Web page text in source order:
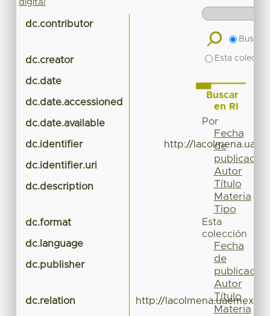
digital
dc.contributor
dc.creator
dc.date
dc.date.accessioned
dc.date.available
dc.identifier http://
dc.identifier.uri
dc.description
dc.format
dc.language
dc.publisher
dc.relation http://
Buscar
Esta
Buscar
en RI
Por
Fecha
de
publicación
Autor
Título
Materia
Tipo
Esta
colección
Fecha
de
publicación
Autor
Título
Materia